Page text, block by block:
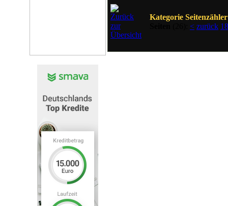
Kategorie
< zurück 18